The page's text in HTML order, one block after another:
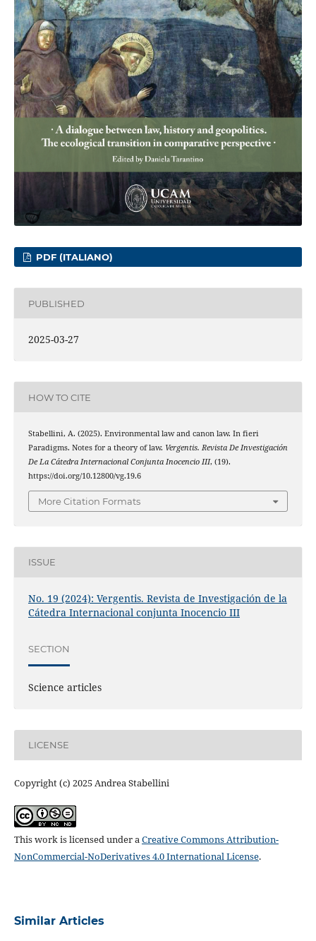
PDF (ITALIANO)
PUBLISHED
2025-03-27
HOW TO CITE
Stabellini, A. (2025). Environmental law and canon law. In fieri
Paradigms. Notes for a theory of law. Vergentis. Revista De Investigación
De La Cátedra Internacional Conjunta Inocencio III, (19).
https://doi.org/10.12800/vg.19.6
More Citation Formats
ISSUE
No. 19 (2024): Vergentis. Revista de Investigación de la
Cátedra Internacional conjunta Inocencio III
SECTION
Science articles
LICENSE
Copyright (c) 2025 Andrea Stabellini
This work is licensed under aCreative Commons Attribution-
NonCommercial-NoDerivatives 4.0 International License.
Similar Articles